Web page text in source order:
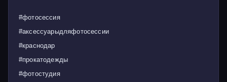
#фотосессия
#аксессуарыдляфотосессии
#краснодар
#прокатодежды
#фотостудия